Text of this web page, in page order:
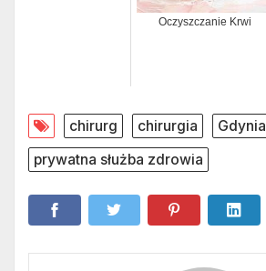
Oczyszczanie Krwi
chirurg chirurgia
Gdynia
prywatna służba zdrowia